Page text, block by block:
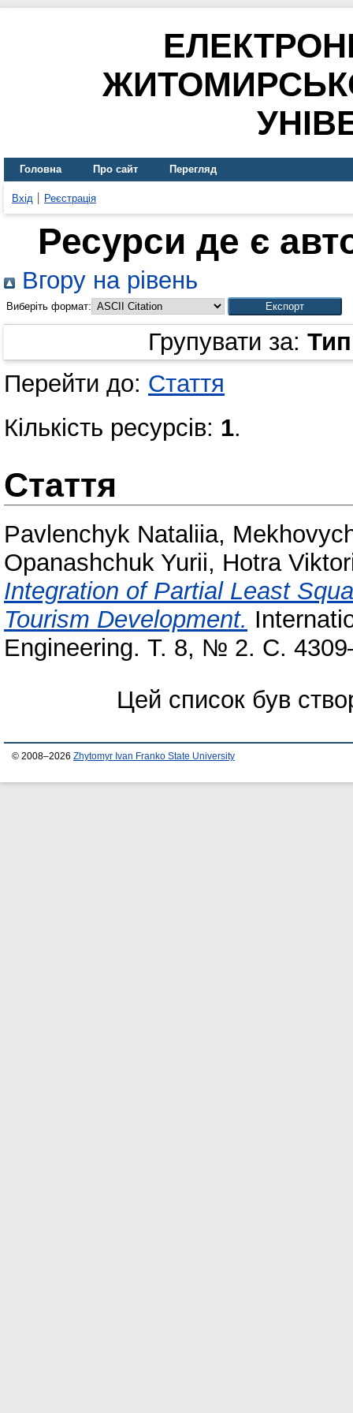
Головна Про сайт Перегляд
Вхід Реєстрація
Ресурси де є
Вгору на рівень
Виберіть формат:
Групувати за:
Перейти до: Стаття
Кількість ресурсів: 1.
Стаття
Pavlenchyk Nataliia,
Opanashchuk Yurii, Hotra
Integration of Partial Least
Tourism Development.
Engineering. Т. 8, № 2. С.
Цей список був
© 2008–2026 Zhytomyr Ivan Franko State University